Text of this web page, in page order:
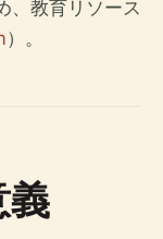
、教育リソース
）。
義